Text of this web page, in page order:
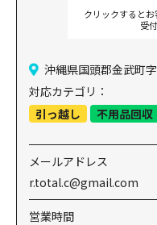
クリックするとお
受
沖縄県国頭郡金武町
対応カテゴリ：
引っ越し
不用品回収
メールアドレス
r.total.c@gmail.com
営業時間